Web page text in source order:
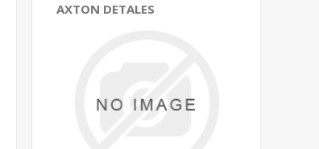
AXTON DETALES